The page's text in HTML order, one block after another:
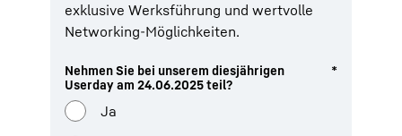
exklusive Werksführung und wertvolle
Networking-Möglichkeiten.
Nehmen Sie bei unserem diesjährigen
Userday am 24.06.2025 teil?
*
Ja